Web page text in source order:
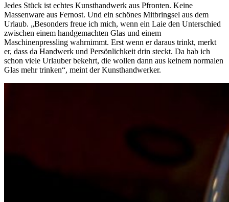
Jedes Stück ist echtes Kunsthandwerk aus Pfronten. Keine
Massenware aus Fernost. Und ein schönes Mitbringsel aus dem
Urlaub. „Besonders freue ich mich, wenn ein Laie den Unterschied
zwischen einem handgemachten Glas und einem
Maschinenpressling wahrnimmt. Erst wenn er daraus trinkt, merkt
er, dass da Handwerk und Persönlichkeit drin steckt. Da hab ich
schon viele Urlauber bekehrt, die wollen dann aus keinem normalen
Glas mehr trinken“, meint der Kunsthandwerker.